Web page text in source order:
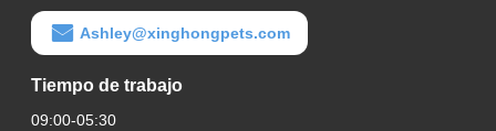
Ashley@xinghongpets.com
Tiempo de trabajo
09:00-05:30